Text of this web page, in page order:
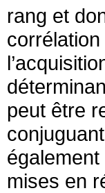
rang et
peut être
mises en